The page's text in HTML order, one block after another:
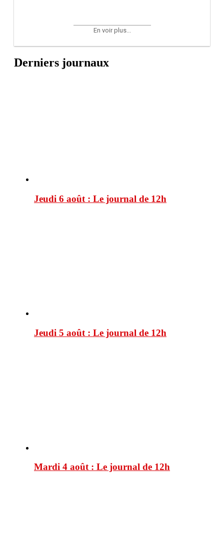
En voir plus...
Derniers journaux
Jeudi 6 août : Le journal de 12h
Jeudi 5 août : Le journal de 12h
Mardi 4 août : Le journal de 12h